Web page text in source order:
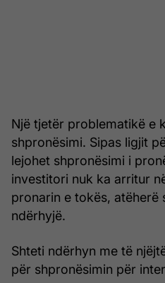
Një tjetër problematikë e
shpronësimi. Sipas ligjit
lejohet shpronësimi i
investitori nuk ka arritur
pronarin e tokës, atëherë
ndërhyjë.
Shteti ndërhyn me të
për shpronësimin për